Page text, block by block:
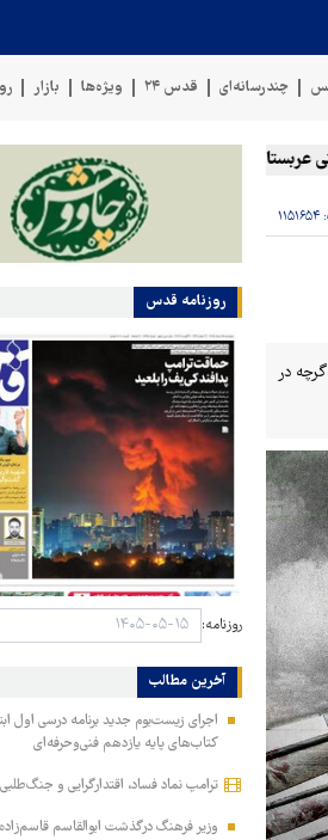
چندرسانه‌ای قدس ۲۴ ویژه‌ها بازار
را با موشک بالستیک هدف قرار دادیم
۱۱۵۱۶۵۴
در
روزنامه قدس
روزنامه:
آخرین مطالب
اجرای زیست‌بوم جدید برنامه درسی اول
کتاب‌های پایه یازدهم فنی‌وحرفه‌ای
ترامپ نماد فساد، اقتدارگرایی و
وزیر فرهنگ درگذشت ابوالقاسم